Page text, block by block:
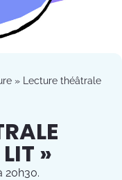
»
Lecture théâtrale
»
20h30.